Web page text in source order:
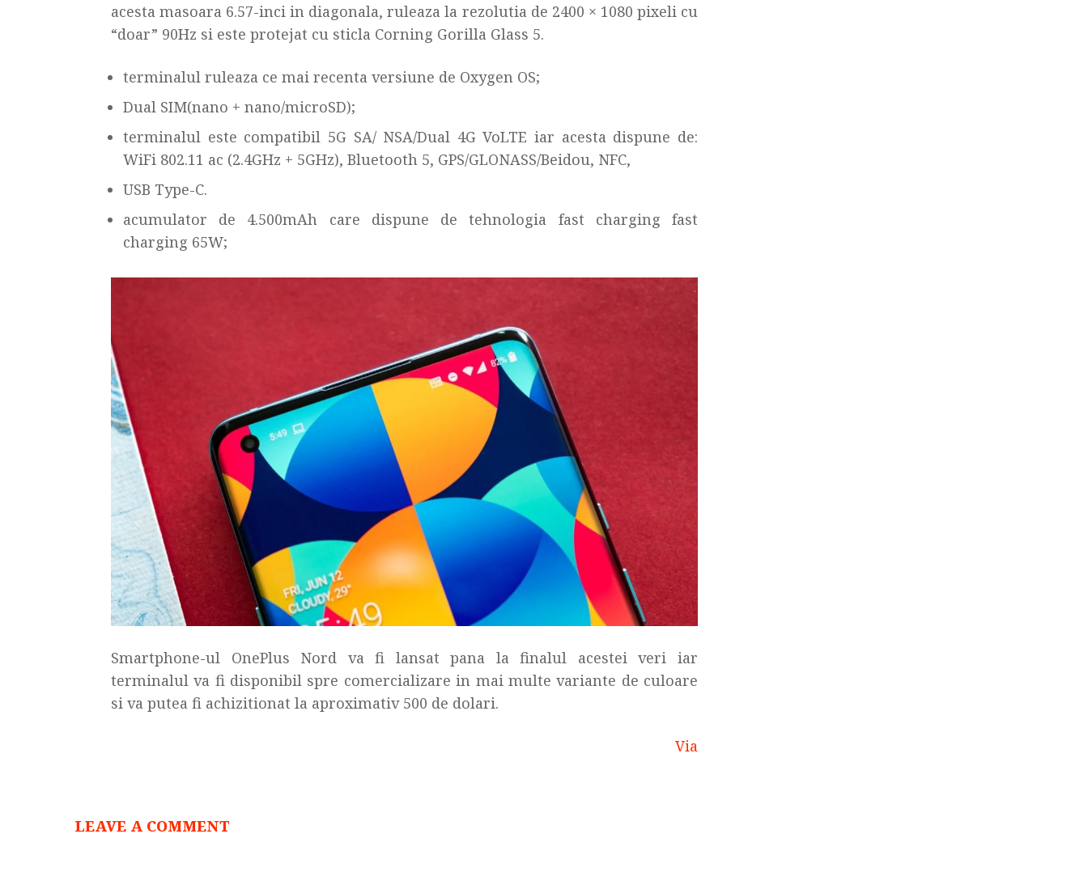
acesta masoara 6.57-inci in diagonala, ruleaza la rezolutia de 2400 × 1080 pixeli cu
“doar” 90Hz si este protejat cu sticla Corning Gorilla Glass 5.
terminalul ruleaza ce mai recenta versiune de Oxygen OS;
Dual SIM(nano + nano/microSD);
terminalul este compatibil 5G SA/ NSA/Dual 4G VoLTE iar acesta dispune de:
WiFi 802.11 ac (2.4GHz + 5GHz), Bluetooth 5, GPS/GLONASS/Beidou, NFC,
USB Type-C.
acumulator de 4.500mAh care dispune de tehnologia fast charging fast
charging 65W;
Smartphone-ul OnePlus Nord va fi lansat pana la finalul acestei veri iar
terminalul va fi disponibil spre comercializare in mai multe variante de culoare
si va putea fi achizitionat la aproximativ 500 de dolari.
Via
LEAVE A COMMENT